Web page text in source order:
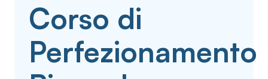
Corso di
Perfezionamento